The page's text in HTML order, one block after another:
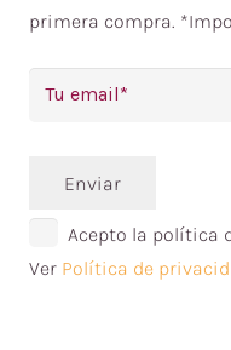
primera compra.
Enviar
Acepto la política
Ver Política de